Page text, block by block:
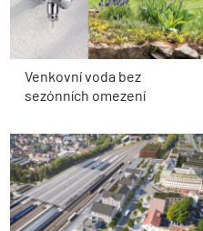
Venkovní voda bez
sezónních omezení